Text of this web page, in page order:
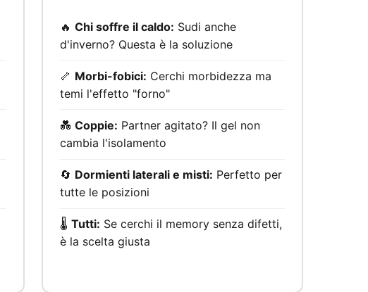
🔥Chi soffre il caldo: Sudi anche
d'inverno? Questa è la soluzione
🦴 Morbi-fobici: Cerchi morbidezza ma
temi l'effetto "forno"
💑Coppie: Partner agitato? Il gel non
cambia l'isolamento
🔄 Dormienti laterali e misti: Perfetto per
tutte le posizioni
🌡️Tutti: Se cerchi il memory senza difetti,
è la scelta giusta